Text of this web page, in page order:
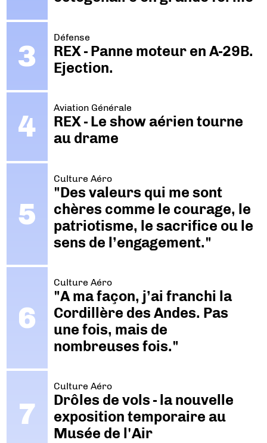
Défense
REX - Panne moteur en A-29B.
Ejection.
Aviation Générale
REX - Le show aérien tourne
au drame
Culture Aéro
"Des valeurs qui me sont
chères comme le courage, le
patriotisme, le sacrifice ou le
sens de l’engagement."
Culture Aéro
"A ma façon, j’ai franchi la
Cordillère des Andes. Pas
une fois, mais de
nombreuses fois."
Culture Aéro
Drôles de vols - la nouvelle
exposition temporaire au
Musée de l'Air